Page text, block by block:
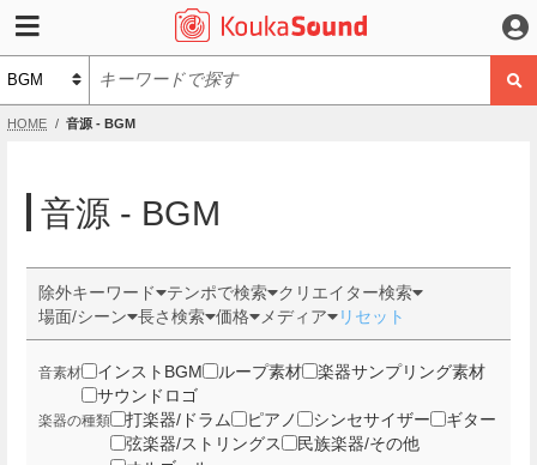
HOME 音源 - BGM
音源 - BGM
除外キーワード テンポで検索 クリエイター検索
場面/シーン
長さ検索 価格 メディア リセット
音素材 インストBGM ループ素材
楽器サンプリング素材
サウンドロゴ
楽器の種類 打楽器/ドラム ピアノ シンセサイザー
ギター
弦楽器/ストリングス
民族楽器/その他